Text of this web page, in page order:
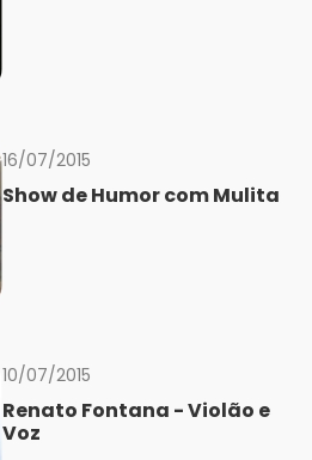
16/07/2015
Show de Humor com Mulita
10/07/2015
Renato Fontana - Violão e
Voz